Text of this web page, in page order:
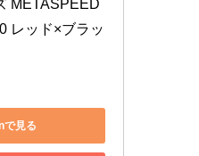
METASPEED
レッド×ブラッ
で見る